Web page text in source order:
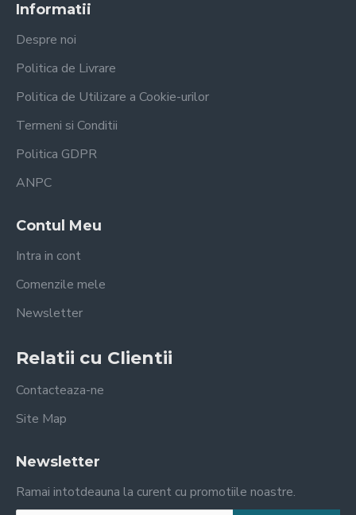
Informatii
Despre noi
Politica de Livrare
Politica de Utilizare a Cookie-urilor
Termeni si Conditii
Politica GDPR
ANPC
Contul Meu
Intra in cont
Comenzile mele
Newsletter
Relatii cu Clientii
Contacteaza-ne
Site Map
Newsletter
Ramai intotdeauna la curent cu promotiile noastre.